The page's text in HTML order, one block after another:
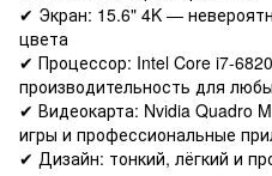
✔ Экран: 15.6" 4K —
цвета
✔ Процессор: Intel Core i7-
производительность для
✔ Видеокарта: Nvidia Quadro
игры и профессиональные
✔ Дизайн: тонкий, лёгкий и